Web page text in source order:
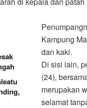
Kampung
dan kaki.
Di sisi lain,
(24),
merupakan
selamat